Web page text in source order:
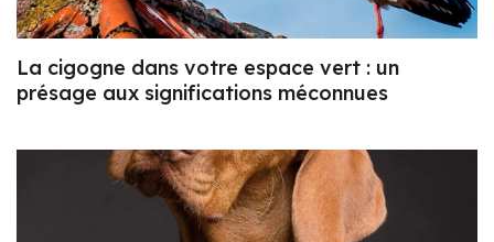
La cigogne dans votre espace vert : un
présage aux significations méconnues